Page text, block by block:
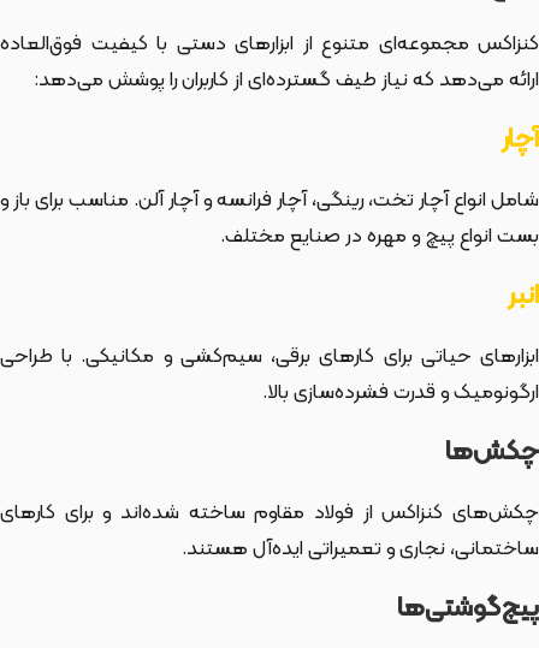
کنزاکس مجموعه‌ای متنوع از ابزارهای دستی با کیفیت فوق‌العاده
ارائه می‌دهد که نیاز طیف گسترده‌ای از کاربران را پوشش می‌دهد:
آچار
شامل انواع آچار تخت، رینگی، آچار فرانسه و آچار آلن. مناسب برای باز و
بست انواع پیچ و مهره در صنایع مختلف.
انبر
ابزارهای حیاتی برای کارهای برقی، سیم‌کشی و مکانیکی. با طراحی
ارگونومیک و قدرت فشرده‌سازی بالا.
چکش‌ها
چکش‌های کنزاکس از فولاد مقاوم ساخته شده‌اند و برای کارهای
ساختمانی، نجاری و تعمیراتی ایده‌آل هستند.
پیچ‌گوشتی‌ها